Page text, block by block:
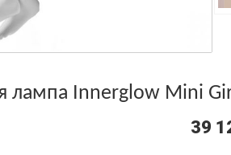
лампа Innerglow Mini
39